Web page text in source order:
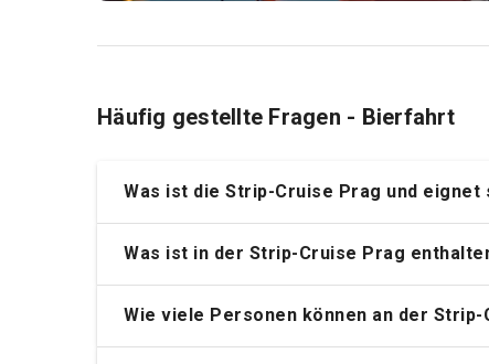
Häufig gestellte Fragen - Bierfahrt
Was ist die Strip-Cruise Prag und eignet
Was ist in der Strip-Cruise Prag
Wie viele Personen können an der